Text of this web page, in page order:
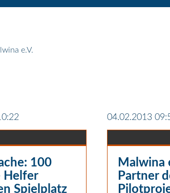
e.V.
100
Helfer
Spielplatz
04.02.2013
Malwina
Partner